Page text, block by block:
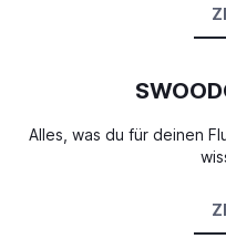
Alles, was du für deinen